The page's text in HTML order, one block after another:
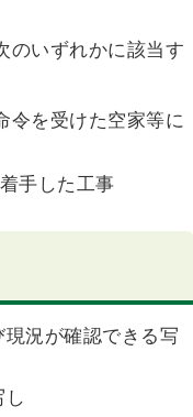
のいずれかに該当す
令を受けた空家等に
手した工事
況が確認できる写
し